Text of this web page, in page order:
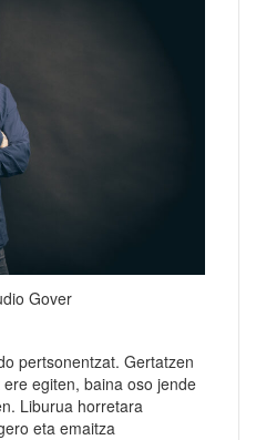
Gover
pertsonentzat. Gertatzen
egiten, baina oso jende
Liburua horretara
eta emaitza